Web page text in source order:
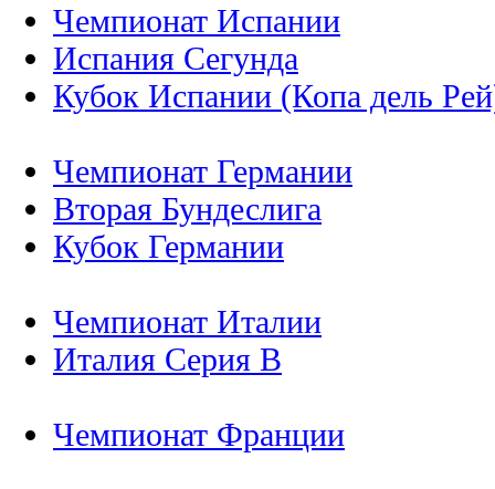
Чемпионат Испании
Испания Сегунда
Кубок Испании (Копа дель
Чемпионат Германии
Вторая Бундеслига
Кубок Германии
Чемпионат Италии
Италия Серия B
Чемпионат Франции